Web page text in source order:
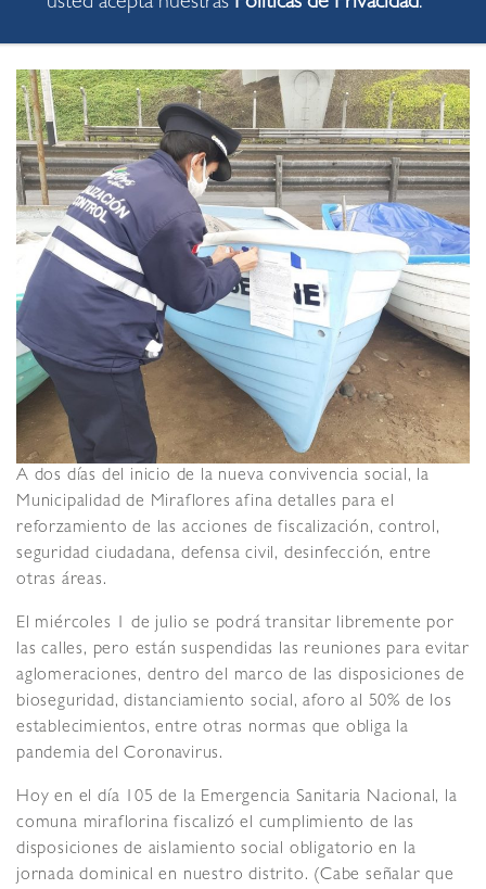
A dos días del inicio de la nueva convivencia social, la
Municipalidad de Miraflores afina detalles para el
reforzamiento de las acciones de fiscalización, control,
seguridad ciudadana, defensa civil, desinfección, entre
otras áreas.
El miércoles 1 de julio se podrá transitar libremente por
las calles, pero están suspendidas las reuniones para evitar
aglomeraciones, dentro del marco de las disposiciones de
bioseguridad, distanciamiento social, aforo al 50% de los
establecimientos, entre otras normas que obliga la
pandemia del Coronavirus.
Hoy en el día 105 de la Emergencia Sanitaria Nacional, la
comuna miraflorina fiscalizó el cumplimiento de las
disposiciones de aislamiento social obligatorio en la
jornada dominical en nuestro distrito. (Cabe señalar que